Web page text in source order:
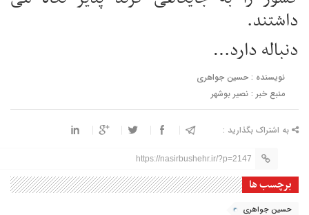
داشتند.
دنباله دارد…
نویسنده : حسین جواهری
منبع خبر : نصیر بوشهر
به اشتراک بگذارید :
https://nasirbushehr.ir/?p=2147
برچسب ها
حسین جواهری